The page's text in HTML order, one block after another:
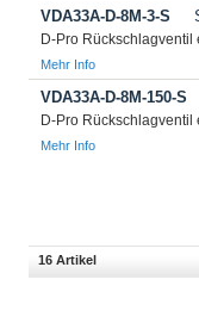
VDA33A-D-8M-3-S
D-Pro Rückschlagventil
Mehr Info
VDA33A-D-8M-150-S
D-Pro Rückschlagventil
Mehr Info
16 Artikel